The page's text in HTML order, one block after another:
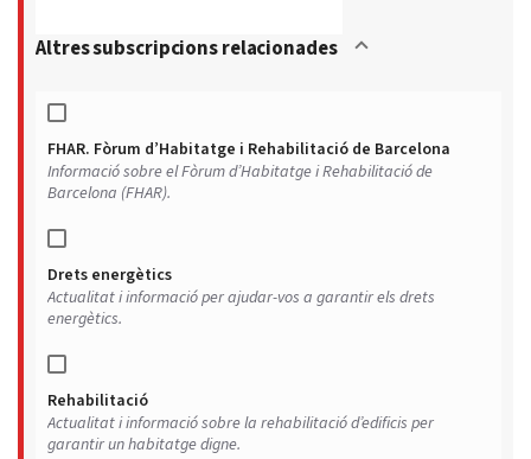
Altres subscripcions relacionades
FHAR. Fòrum d’Habitatge i Rehabilitació de Barcelona
Informació sobre el Fòrum d’Habitatge i Rehabilitació de
Barcelona (FHAR).
Drets energètics
Actualitat i informació per ajudar-vos a garantir els drets
energètics.
Rehabilitació
Actualitat i informació sobre la rehabilitació d’edificis per
garantir un habitatge digne.